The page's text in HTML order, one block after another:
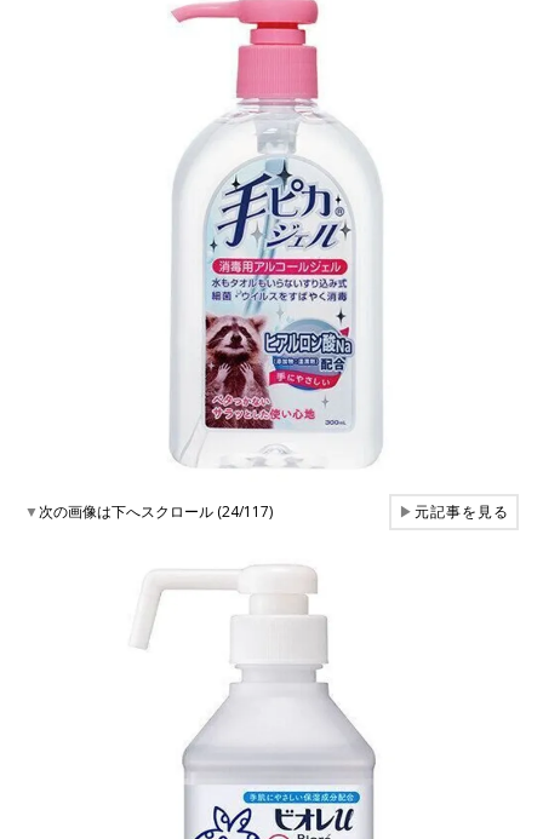
▼次の画像は下へスクロール (24/117) ▶元記事を見る